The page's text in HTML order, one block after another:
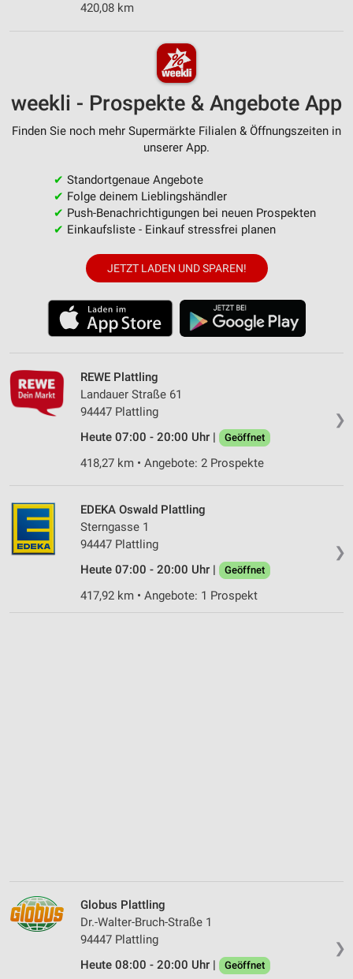
420,08 km
weekli - Prospekte & Angebote App
Finden Sie noch mehr Supermärkte Filialen & Öffnungszeiten in
unserer App.
✔ Standortgenaue Angebote
✔ Folge deinem Lieblingshändler
✔ Push-Benachrichtigungen bei neuen Prospekten
✔ Einkaufsliste - Einkauf stressfrei planen
JETZT LADEN UND SPAREN!
❯
REWE Plattling
Landauer Straße 61
94447 Plattling
Heute 07:00 - 20:00 Uhr |
Geöffnet
418,27 km • Angebote: 2 Prospekte
❯
EDEKA Oswald Plattling
Sterngasse 1
94447 Plattling
Heute 07:00 - 20:00 Uhr |
Geöffnet
417,92 km • Angebote: 1 Prospekt
❯
Globus Plattling
Dr.-Walter-Bruch-Straße 1
94447 Plattling
Heute 08:00 - 20:00 Uhr |
Geöffnet